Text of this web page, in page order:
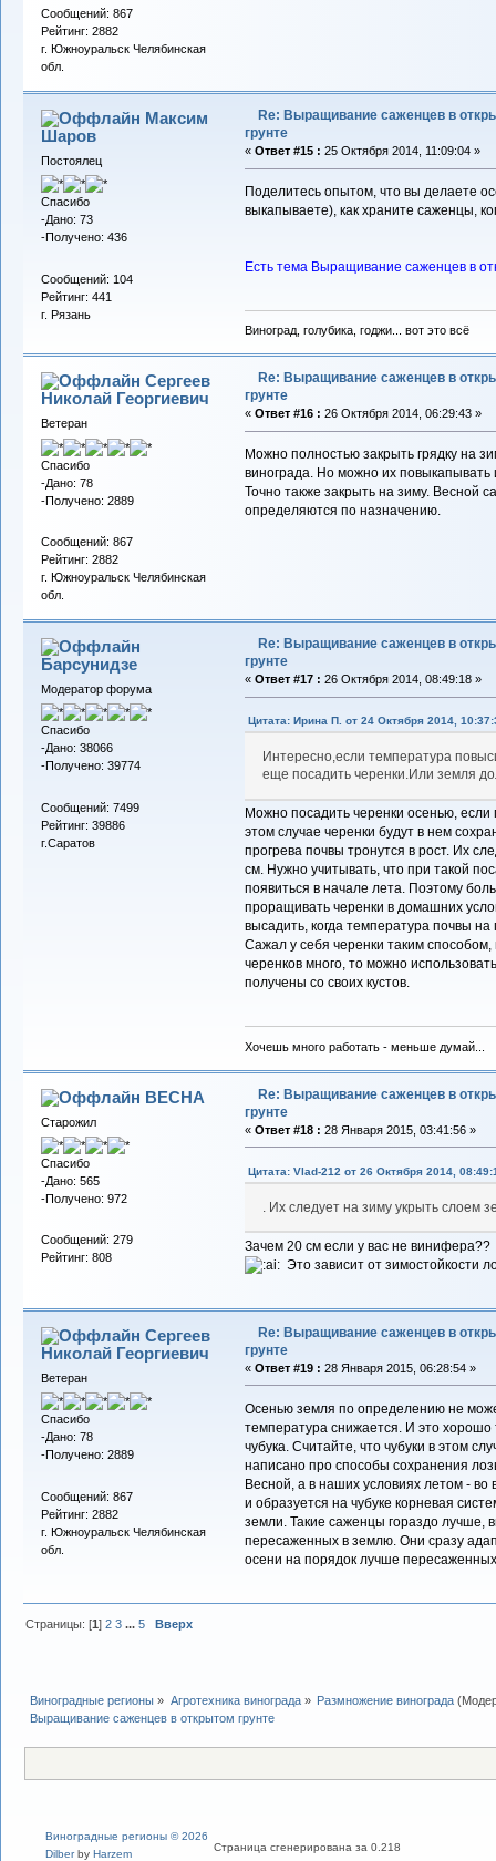
Сообщений: 867
Рейтинг: 2882
г. Южноуральск Челябинская
обл.
Максим
Шаров
Постоялец
Спасибо
-Дано: 73
-Получено: 436
Сообщений: 104
Рейтинг: 441
г. Рязань
Re: Выращивание саженцев в
грунте
« Ответ #15 : 25 Октября 2014, 11:09:04 »
Поделитесь опытом, что вы делаете
выкапываете), как храните саженцы,
Есть тема Выращивание саженцев в
Виноград, голубика, годжи... вот это всё
Сергеев
Николай Георгиевич
Ветеран
Спасибо
-Дано: 78
-Получено: 2889
Сообщений: 867
Рейтинг: 2882
г. Южноуральск Челябинская
обл.
Re: Выращивание саженцев в
грунте
« Ответ #16 : 26 Октября 2014, 06:29:43 »
Можно полностью закрыть грядку на
винограда. Но можно их повыкапывать
Точно также закрыть на зиму. Весной
определяются по назначению.
Барсунидзе
Модератор форума
Спасибо
-Дано: 38066
-Получено: 39774
Сообщений: 7499
Рейтинг: 39886
г.Саратов
Re: Выращивание саженцев в
грунте
« Ответ #17 : 26 Октября 2014, 08:49:18 »
Цитата: Ирина П. от 24 Октября 2014,
Интересно,если температура
еще посадить черенки.Или земля
Можно посадить черенки осенью, если
этом случае черенки будут в нем
прогрева почвы тронутся в рост. Их
см. Нужно учитывать, что при такой
появиться в начале лета. Поэтому
проращивать черенки в домашних
высадить, когда температура почвы на
Сажал у себя черенки таким
черенков много, то можно
получены со своих кустов.
Хочешь много работать - меньше думай...
BECHA
Старожил
Спасибо
-Дано: 565
-Получено: 972
Сообщений: 279
Рейтинг: 808
Re: Выращивание саженцев в
грунте
« Ответ #18 : 28 Января 2015, 03:41:56 »
Цитата: Vlad-212 от 26 Октября 2014,
. Их следует на зиму укрыть слоем
Зачем 20 см если у вас не винифера??
Это зависит от зимостойкости
Сергеев
Николай Георгиевич
Ветеран
Спасибо
-Дано: 78
-Получено: 2889
Сообщений: 867
Рейтинг: 2882
г. Южноуральск Челябинская
обл.
Re: Выращивание саженцев в
грунте
« Ответ #19 : 28 Января 2015, 06:28:54 »
Осенью земля по определению не
температура снижается. И это хорошо
чубука. Считайте, что чубуки в этом
написано про способы сохранения
Весной, а в наших условиях летом - во
и образуется на чубуке корневая
земли. Такие саженцы гораздо
пересаженных в землю. Они сразу
осени на порядок лучше
Страницы: [1]2 3 ...5 Вверх
Виноградные регионы » Агротехника винограда» Размножение винограда
Выращивание саженцев в открытом грунте
Виноградные регионы © 2026
Dilberby Harzem
Страница сгенерирована за 0.218